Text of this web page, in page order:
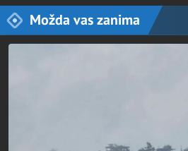
Možda vas zanima